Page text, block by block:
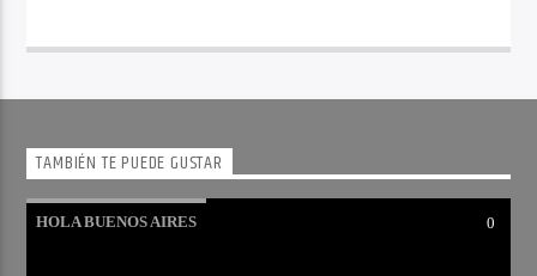
TAMBIÉN TE PUEDE GUSTAR
HOLA BUENOS AIRES 0